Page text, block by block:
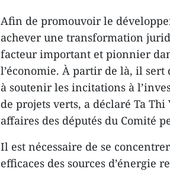
Afin de promouvoir le
achever une transformation
facteur important et pionnier
l’économie. À partir de là, il sert
à soutenir les incitations à
de projets verts, a déclaré Ta
affaires des députés du Comité
Il est nécessaire de se
efficaces des sources d’énergie